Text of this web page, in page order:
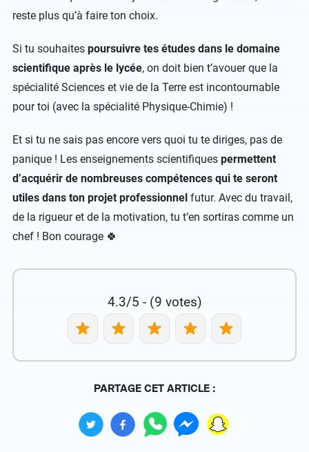
reste plus qu’à faire ton choix.
Si tu souhaites poursuivre tes études dans le domaine
scientifique après le lycée, on doit bien t’avouer que la
spécialité Sciences et vie de la Terre est incontournable
pour toi (avec la spécialité Physique-Chimie) !
Et si tu ne sais pas encore vers quoi tu te diriges, pas de
panique ! Les enseignements scientifiques permettent
d’acquérir de nombreuses compétences qui te seront
utiles dans ton projet professionnel futur. Avec du travail,
de la rigueur et de la motivation, tu t’en sortiras comme un
chef ! Bon courage 🍀
4.3/5 - (9 votes)
PARTAGE CET ARTICLE :